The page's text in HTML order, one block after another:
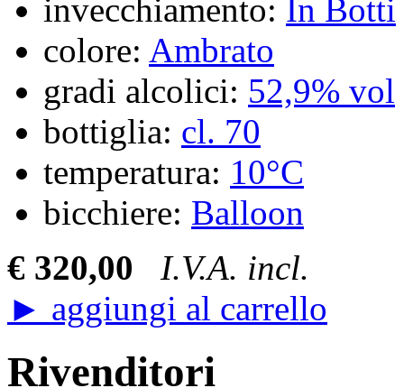
invecchiamento: In Botti
colore: Ambrato
gradi alcolici: 52,9% vol
bottiglia: cl. 70
temperatura: 10°C
bicchiere: Balloon
€ 320,00
I.V.A. incl.
► aggiungi al carrello
Rivenditori